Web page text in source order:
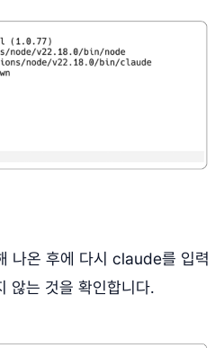
온 후에 다시 claude를 입력
않는 것을 확인합니다.